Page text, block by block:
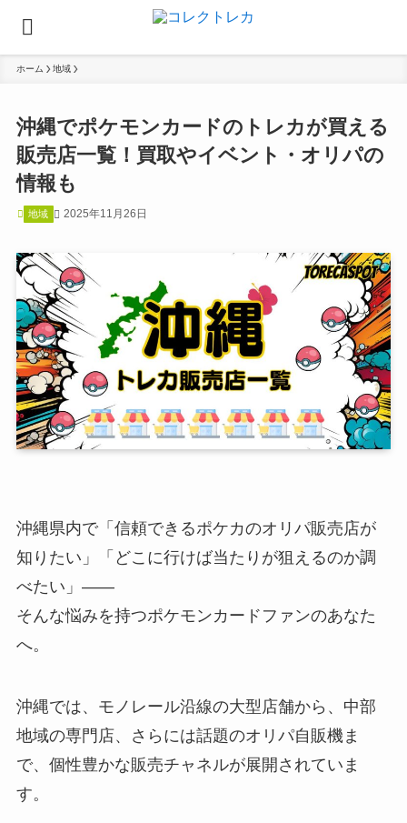
ホーム 地域
沖縄でポケモンカードのトレカが買える
販売店一覧！買取やイベント・オリパの
情報も
地域 2025年11月26日
沖縄県内で「信頼できるポケカのオリパ販売店が
知りたい」「どこに行けば当たりが狙えるのか調
べたい」――
そんな悩みを持つポケモンカードファンのあなた
へ。
沖縄では、モノレール沿線の大型店舗から、中部
地域の専門店、さらには話題のオリパ自販機ま
で、個性豊かな販売チャネルが展開されていま
す。